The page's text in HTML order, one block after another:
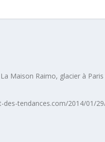
Maison Raimo, glacier à
tendances.com/2014/01/